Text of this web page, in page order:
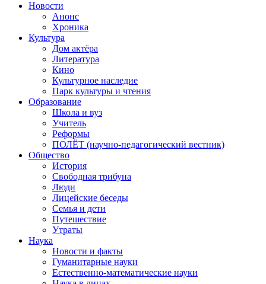
Новости
Анонс
Хроника
Культура
Дом актёра
Литература
Кино
Культурное наследие
Парк культуры и чтения
Образование
Школа и вуз
Учитель
Реформы
ПОЛЁТ (научно-педагогический вестник)
Общество
История
Свободная трибуна
Люди
Лицейские беседы
Семья и дети
Путешествие
Утраты
Наука
Новости и факты
Гуманитарные науки
Естественно-математические науки